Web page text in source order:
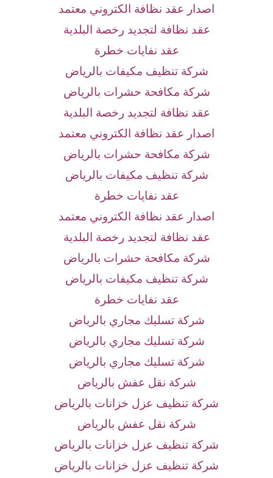
اصدار عقد نظافة الكتروني معتمد
عقد نظافة لتجديد رخصة البلدية
عقد نفايات خطرة
شركة تنظيف مكيفات بالرياض
شركة مكافحة حشرات بالرياض
عقد نظافة لتجديد رخصة البلدية
اصدار عقد نظافة الكتروني معتمد
شركة مكافحة حشرات بالرياض
شركة تنظيف مكيفات بالرياض
عقد نفايات خطرة
اصدار عقد نظافة الكتروني معتمد
عقد نظافة لتجديد رخصة البلدية
شركة مكافحة حشرات بالرياض
شركة تنظيف مكيفات بالرياض
عقد نفايات خطرة
شركة تسليك مجاري بالرياض
شركة تسليك مجاري بالرياض
شركة تسليك مجاري بالرياض
شركة نقل عفش بالرياض
شركة تنظيف عزل خزانات بالرياض
شركة نقل عفش بالرياض
شركة تنظيف عزل خزانات بالرياض
شركة تنظيف عزل خزانات بالرياض